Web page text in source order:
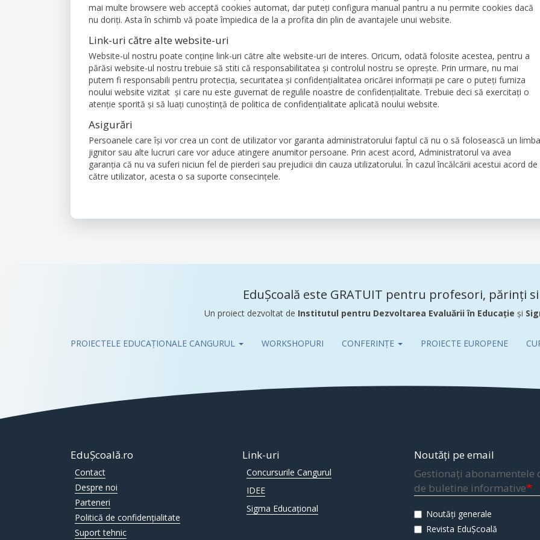
mai multe browsere web acceptă cookies automat, dar puteți configura manual pantru a nu permite cookies dacă
nu doriți. Asta în schimb vă poate împiedica de la a profita din plin de avantajele unui website.
Link-uri către alte website-uri
Website-ul nostru poate conține link-uri către alte website-uri de interes. Oricum, odată folosite acestea, pentru a
părăsi website-ul nostru trebuie să stiti că responsabilitatea și controlul nostru se oprește. Prin urmare, nu mai
putem fi responsabili pentru protecția, securitatea și confidențialitatea oricărei informații pe care o puteți furniza
noului website vizitat și care nu este guvernat de regulile noastre de confidențialitate. Trebuie deci să exercitați o
atenție sporită și să luați cunoștință de politica de confidențialitate aplicată noului website.
Asigurări
Persoanele care își vor crea un cont de utilizator vor garanta administratorului faptul că nu o să folosească un
jignitor sau alte lucruri care vor aduce atingere anumitor persoane. Prin acest acord, Administratorul va avea
garanția că nu va suferi niciun fel de pierderi sau prejudicii din cauza utilizatorului. În cazul încălcării acestui acord de
către utilizator, acesta o sa suporte consecințele.
EduȘcoală este GRATUIT pentru profesori, părinți
Un proiect dezvoltat de Institutul pentru Dezvoltarea Evaluării în Educație și
Pub
PROIECTELE EDUCAȚIONALE CANGURUL WORKSHOPURI CONFERINȚE PROIECTE EUROPENE
EduȘcoală.ro
Contact
Despre noi
Parteneri
Politică de confidențialitate
Suport tehnic
Link-uri
Concursurile Cangurul
IDEE
Sigma Educațional
Noutăți pe email
Gestionați abonamentele
de buletine informative
Noutăți generale
Revista EduȘcoală